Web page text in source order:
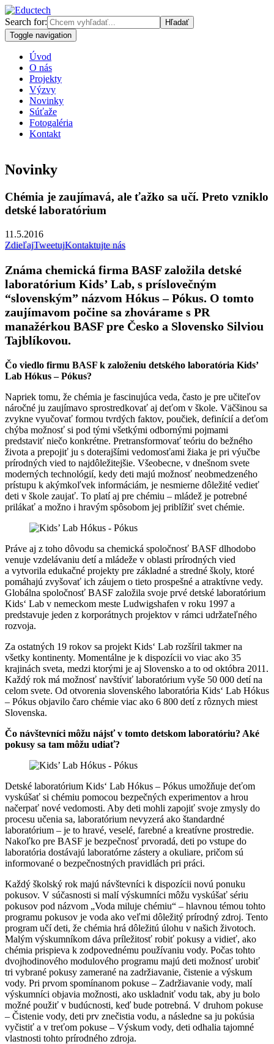
Search for:
Toggle navigation
Úvod
O nás
Projekty
Výzvy
Novinky
Súťaže
Fotogaléria
Kontakt
Novinky
Chémia je zaujímavá, ale ťažko sa učí. Preto vzniklo
detské laboratórium
11.5.2016
ZdieľajTweetujKontaktujte nás
Známa chemická firma BASF založila detské
laboratórium Kids’ Lab, s príslovečným
“slovenským” názvom Hókus – Pókus. O tomto
zaujímavom počine sa zhovárame s PR
manažérkou BASF pre Česko a Slovensko Silviou
Tajblíkovou.
Čo viedlo firmu BASF k založeniu detského laboratória Kids’
Lab Hókus – Pókus?
Napriek tomu, že chémia je fascinujúca veda, často je pre učiteľov
náročné ju zaujímavo sprostredkovať aj deťom v škole. Väčšinou sa
zvykne vyučovať formou tvrdých faktov, poučiek, definícií a deťom
chýba možnosť si pod tými všetkými odbornými pojmami
predstaviť niečo konkrétne. Pretransformovať teóriu do bežného
života a prepojiť ju s doterajšími vedomosťami žiaka je pri výučbe
prírodných vied to najdôležitejšie. Všeobecne, v dnešnom svete
moderných technológií, kedy deti majú možnosť neobmedzeného
prístupu k akýmkoľvek informáciám, je nesmierne dôležité vedieť
deti v škole zaujať. To platí aj pre chémiu – mládež je potrebné
prilákať a možno i hravým spôsobom jej priblížiť svet chémie.
Práve aj z toho dôvodu sa chemická spoločnosť BASF dlhodobo
venuje vzdelávaniu detí a mládeže v oblasti prírodných vied
a vytvorila edukačné projekty pre základné a stredné školy, ktoré
pomáhajú zvyšovať ich záujem o tieto prospešné a atraktívne vedy.
Globálna spoločnosť BASF založila svoje prvé detské laboratórium
Kids‘ Lab v nemeckom meste Ludwigshafen v roku 1997 a
predstavuje jeden z korporátnych projektov v rámci udržateľného
rozvoja.
Za ostatných 19 rokov sa projekt Kids‘ Lab rozšíril takmer na
všetky kontinenty. Momentálne je k dispozícii vo viac ako 35
krajinách sveta, medzi ktorými je aj Slovensko a to od októbra 2011.
Každý rok má možnosť navštíviť laboratórium vyše 50 000 detí na
celom svete. Od otvorenia slovenského laboratória Kids‘ Lab Hókus
– Pókus objavilo čaro chémie viac ako 6 800 detí z rôznych miest
Slovenska.
Čo návštevníci môžu nájsť v tomto detskom laboratóriu? Aké
pokusy sa tam môžu udiať?
Detské laboratórium Kids‘ Lab Hókus – Pókus umožňuje deťom
vyskúšať si chémiu pomocou bezpečných experimentov a hrou
načerpať nové vedomosti. Aby deti mohli zapojiť svoje zmysly do
procesu učenia sa, laboratórium nevyzerá ako štandardné
laboratórium – je to hravé, veselé, farebné a kreatívne prostredie.
Nakoľko pre BASF je bezpečnosť prvoradá, deti po vstupe do
laboratória dostávajú laboratórne zástery a okuliare, pričom sú
informované o bezpečnostných pravidlách pri práci.
Každý školský rok majú návštevníci k dispozícii novú ponuku
pokusov. V súčasnosti si malí výskumníci môžu vyskúšať sériu
pokusov pod názvom „Voda miluje chémiu“ – hlavnou témou tohto
programu pokusov je voda ako veľmi dôležitý prírodný zdroj. Tento
program učí deti, že chémia hrá dôležitú úlohu v našich životoch.
Malým výskumníkom dáva príležitosť robiť pokusy a vidieť, ako
chémia prispieva k zodpovednému používaniu vody. Počas tohto
dvojhodinového modulového programu majú deti možnosť urobiť
tri vybrané pokusy zamerané na zadržiavanie, čistenie a výskum
vody. Pri prvom spomínanom pokuse – Zadržiavanie vody, malí
výskumníci objavia možnosti, ako uskladniť vodu tak, aby ju bolo
možné použiť v budúcnosti, keď bude potrebná. V druhom pokuse
– Čistenie vody, deti prv znečistia vodu, a následne sa ju pokúsia
vyčistiť a v treťom pokuse – Výskum vody, deti odhalia tajomné
vlastnosti tohto prírodného zdroja.